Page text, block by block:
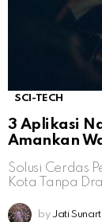
SCI-TECH
3 Aplikasi
Amankan
Solusi Cerdas
Kota Tanpa
by Jati